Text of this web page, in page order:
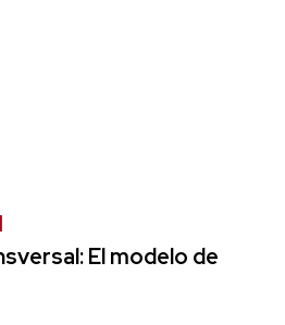
El modelo de